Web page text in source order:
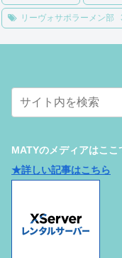
リーヴォサポラーメン部
MATYのメディアはここ
★詳しい記事はこちら